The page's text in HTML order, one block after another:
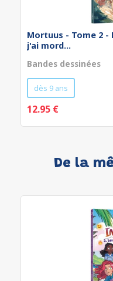
Mortuus - Tome 2 -
j'ai mord...
Bandes dessinées
dès 9 ans
12.95 €
De la